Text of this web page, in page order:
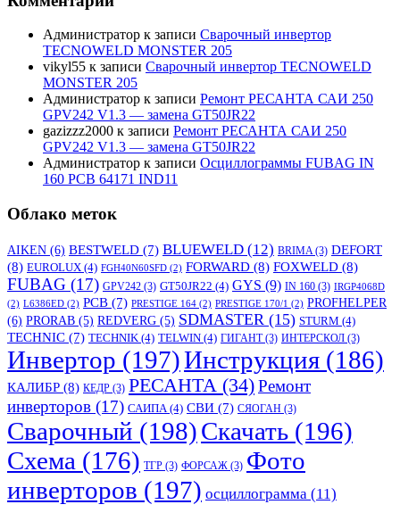
Администратор к записи Сварочный инвертор
TECNOWELD MONSTER 205
vikyl55 к записи Сварочный инвертор TECNOWELD
MONSTER 205
Администратор к записи Ремонт РЕСАНТА САИ 250
GPV242 V1.3 — замена GT50JR22
gazizzz2000 к записи Ремонт РЕСАНТА САИ 250
GPV242 V1.3 — замена GT50JR22
Администратор к записи Осциллограммы FUBAG IN
160 PCB 64171 IND11
Облако меток
AIKEN (6) BESTWELD (7) BLUEWELD (12) BRIMA (3) DEFORT
(8) EUROLUX (4) FGH40N60SFD (2) FORWARD (8) FOXWELD (8)
FUBAG (17) GPV242 (3) GT50JR22 (4) GYS (9) IN 160 (3) IRGP4068D
(2) L6386ED (2) PCB (7) PRESTIGE 164 (2) PRESTIGE 170/1 (2) PROFHELPER
(6) PRORAB (5) REDVERG (5) SDMASTER (15) STURM (4)
TECHNIC (7) TECHNIK (4) TELWIN (4) ГИГАНТ(3) ИНТЕРСКОЛ (3)
Инвертор (197)Инструкция (186)
КАЛИБР (8) КЕДР (3) РЕСАНТА (34)Ремонт
инверторов (17) САИПА (4) СВИ (7) СЯОГАН (3)
Сварочный (198)Скачать (196)
Схема (176) ТГР (3) ФОРСАЖ (3) Фото
инверторов (197) осциллограмма (11)